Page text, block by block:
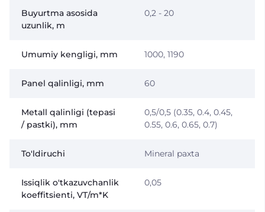
Buyurtma asosida
uzunlik, m
0,2 - 20
Umumiy kengligi, mm 1000, 1190
Panel qalinligi, mm 60
Metall qalinligi (tepasi
/ pastki), mm
0,5/0,5 (0.35, 0.4, 0.45,
0.55, 0.6, 0.65, 0.7)
To'ldiruchi Mineral paxta
Issiqlik o'tkazuvchanlik
koeffitsienti, VT/m*K
0,05